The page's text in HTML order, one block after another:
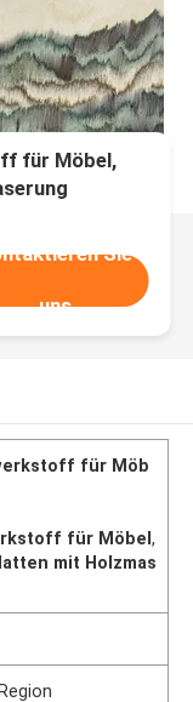
für Möbel,
Sie
uns
für Möb
für Möbel,
mit Holzmas